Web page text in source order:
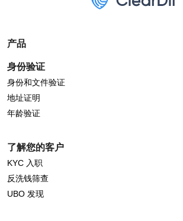
产品
身份验证
身份和文件验证
地址证明
年龄验证
了解您的客户
KYC 入职
反洗钱筛查
UBO 发现